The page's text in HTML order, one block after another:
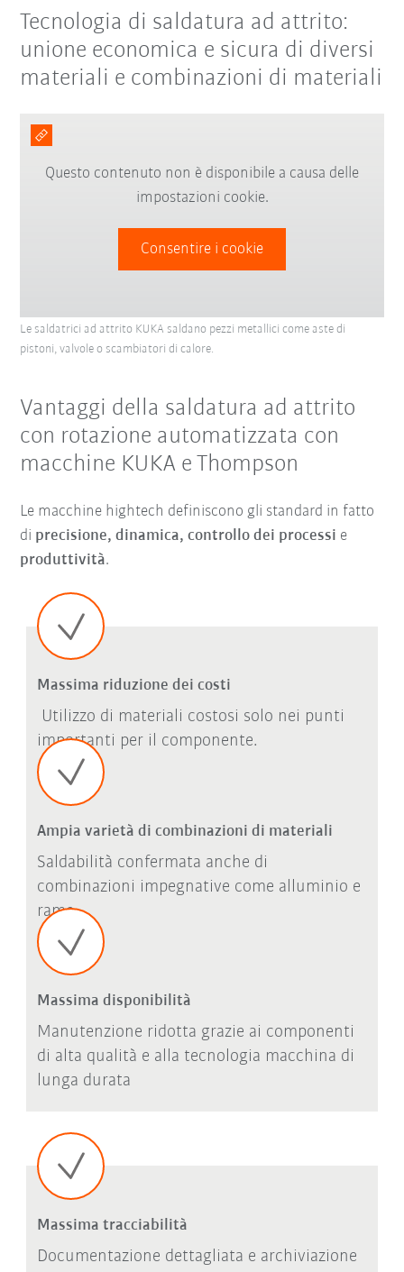
Tecnologia di saldatura ad attrito:
unione economica e sicura di diversi
materiali e combinazioni di materiali
Questo contenuto non è disponibile a causa delle
impostazioni cookie.
Consentire i cookie
Le saldatrici ad attrito KUKA saldano pezzi metallici come aste di
pistoni, valvole o scambiatori di calore.
Vantaggi della saldatura ad attrito
con rotazione automatizzata con
macchine KUKA e Thompson
Le macchine hightech definiscono gli standard in fatto
di precisione, dinamica, controllo dei processi e
produttività.
Massima riduzione dei costi
Utilizzo di materiali costosi solo nei punti
importanti per il componente.
Ampia varietà di combinazioni di materiali
Saldabilità confermata anche di
combinazioni impegnative come alluminio e
rame
Massima disponibilità
Manutenzione ridotta grazie ai componenti
di alta qualità e alla tecnologia macchina di
lunga durata
Massima tracciabilità
Documentazione dettagliata e archiviazione